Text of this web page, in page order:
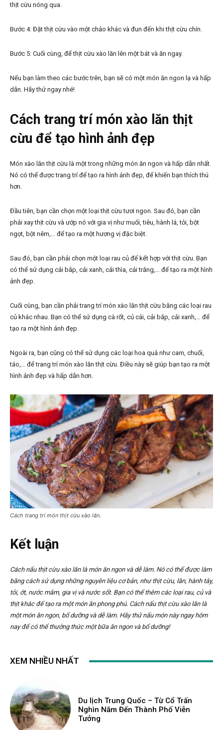
thịt cừu nóng qua.
Bước 4: Đặt thịt cừu vào một chảo khác và đun đến khi thịt cừu chín.
Bước 5: Cuối cùng, để thịt cừu xào lăn lên một bát và ăn ngay.
Nếu bạn làm theo các bước trên, bạn sẽ có một món ăn ngon lạ và hấp
dẫn. Hãy thử ngay nhé!
Cách trang trí món xào lăn thịt
cừu để tạo hình ảnh đẹp
Món xào lăn thịt cừu là một trong những món ăn ngon và hấp dẫn nhất.
Nó có thể được trang trí để tạo ra hình ảnh đẹp, để khiến bạn thích thú
hơn.
Đầu tiên, bạn cần chọn một loại thịt cừu tươi ngon. Sau đó, bạn cần
phải xay thịt cừu và ướp nó với gia vị như muối, tiêu, hành lá, tỏi, bột
ngọt, bột nêm,… để tạo ra một hương vị đặc biệt.
Sau đó, bạn cần phải chọn một loại rau củ để kết hợp với thịt cừu. Bạn
có thể sử dụng cải bắp, cải xanh, cải thìa, cải trắng,… để tạo ra một hình
ảnh đẹp.
Cuối cùng, bạn cần phải trang trí món xào lăn thịt cừu bằng các loại rau
củ khác nhau. Bạn có thể sử dụng cà rốt, củ cải, cải bắp, cải xanh,… để
tạo ra một hình ảnh đẹp.
Ngoài ra, bạn cũng có thể sử dụng các loại hoa quả như cam, chuối,
táo,… để trang trí món xào lăn thịt cừu. Điều này sẽ giúp bạn tạo ra một
hình ảnh đẹp và hấp dẫn hơn.
Cách trang trí món thịt cừu xào lăn.
Kết luận
Cách nấu thịt cừu xào lăn là món ăn ngon và dễ làm. Nó có thể được làm
bằng cách sử dụng những nguyên liệu cơ bản, như thịt cừu, lăn, hành tây,
tỏi, ớt, nước mắm, gia vị và nước sốt. Bạn có thể thêm các loại rau, củ và
thịt khác để tạo ra một món ăn phong phú. Cách nấu thịt cừu xào lăn là
một món ăn ngon, bổ dưỡng và dễ làm. Hãy thử nấu món này ngay hôm
nay để có thể thưởng thức một bữa ăn ngon và bổ dưỡng!
XEM NHIỀU NHẤT
Du lịch Trung Quốc – Từ Cổ Trấn
Nghìn Năm Đến Thành Phố Viễn
Tưởng